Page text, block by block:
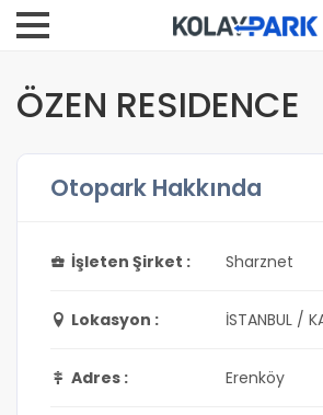
ÖZEN RESIDENCE
Otopark Hakkında
İşleten Şirket : Sharznet
Lokasyon : İSTANBUL /
Adres : Erenköy